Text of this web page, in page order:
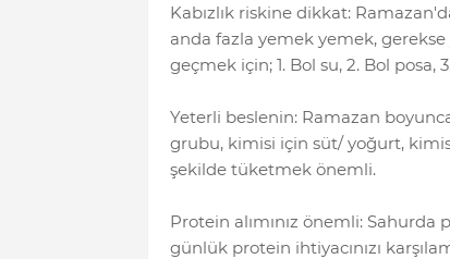
Kabızlık riskine dikkat:
anda fazla yemek yemek,
geçmek için; 1. Bol su, 2. Bol posa,
Yeterli beslenin: Ramazan
grubu, kimisi için süt/ yoğurt,
şekilde tüketmek önemli.
Protein alımınız önemli:
günlük protein ihtiyacınızı